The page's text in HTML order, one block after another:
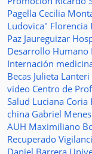
Pagella Cecilia
Ludovica" Florencia
Paz Jaureguizar
Desarrollo Humano
Internación
Becas Julieta Lanteri
video Centro de
Salud Luciana Coria
china Gabriel
AUH Maximiliano
Recuperado
Daniel Barrera